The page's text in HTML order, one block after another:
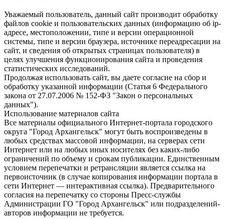
Уважаемый пользователь, данный сайт производит обработку
файлов cookie и пользовательских данных (информацию об ip-
адресе, местоположении, типе и версии операционной
системы, типе и версии браузера, источнике переадресации на
сайт, и сведения об открытых страницах пользователя) в
целях улучшения функционирования сайта и проведения
статистических исследований.
Продолжая использовать сайт, вы даете согласие на сбор и
обработку указанной информации (Статья 6 Федерального
закона от 27.07.2006 № 152-ФЗ "Закон о персональных
данных").
Использование материалов сайта
Все материалы официального Интернет-портала городского
округа "Город Архангельск" могут быть воспроизведены в
любых средствах массовой информации, на серверах сети
Интернет или на любых иных носителях без каких-либо
ограничений по объему и срокам публикации. Единственным
условием перепечатки и ретрансляции является ссылка на
первоисточник (в случае копирования информации портала в
сети Интернет — интерактивная ссылка). Предварительного
согласия на перепечатку со стороны Пресс-службы
Администрации ГО "Город Архангельск" или подразделений-
авторов информации не требуется.